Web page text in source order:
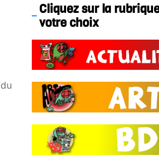
Cliquez sur la
votre choix